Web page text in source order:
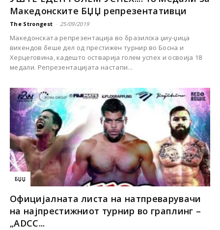
Македонските БЏЏ репрезентативци
The Strongest - 25/09/2019
Македонската репрезентација во бразилска џиу-џица
викендов беше дел од престижен турнир во Босна и
Херцеговина, кадешто остварија голем успех и освоија 18
медали. Репрезентацијата настапи...
БЏЏ
Официјалната листа на натпреварувачи
на најпрестижниот турнир во граплинг –
„ADCC...